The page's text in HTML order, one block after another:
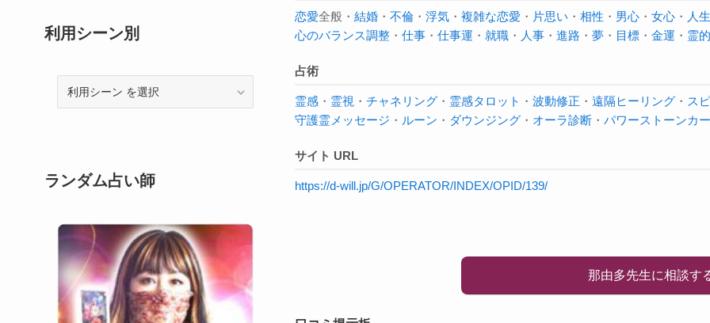
恋愛全般・ 結婚 ・ 不倫 ・ 浮気 ・ 複雑な恋愛 ・ 片思い ・ 相性 ・ 男心 ・ 女心 ・ 人
心のバランス調整 ・ 仕事 ・ 仕事運 ・ 就職 ・ 人事 ・ 進路 ・ 夢 ・ 目標 ・ 金運 ・ 霊
占術
霊感 ・ 霊視 ・ チャネリング ・ 霊感タロット ・ 波動修正 ・ 遠隔ヒーリング ・ ス
守護霊メッセージ ・ ルーン ・ ダウンジング ・ オーラ診断 ・ パワーストーンカ
サイト URL
https://d-will.jp/G/OPERATOR/INDEX/OPID/139/
那由多先生に相談す
利用シーン別
ランダム占い師